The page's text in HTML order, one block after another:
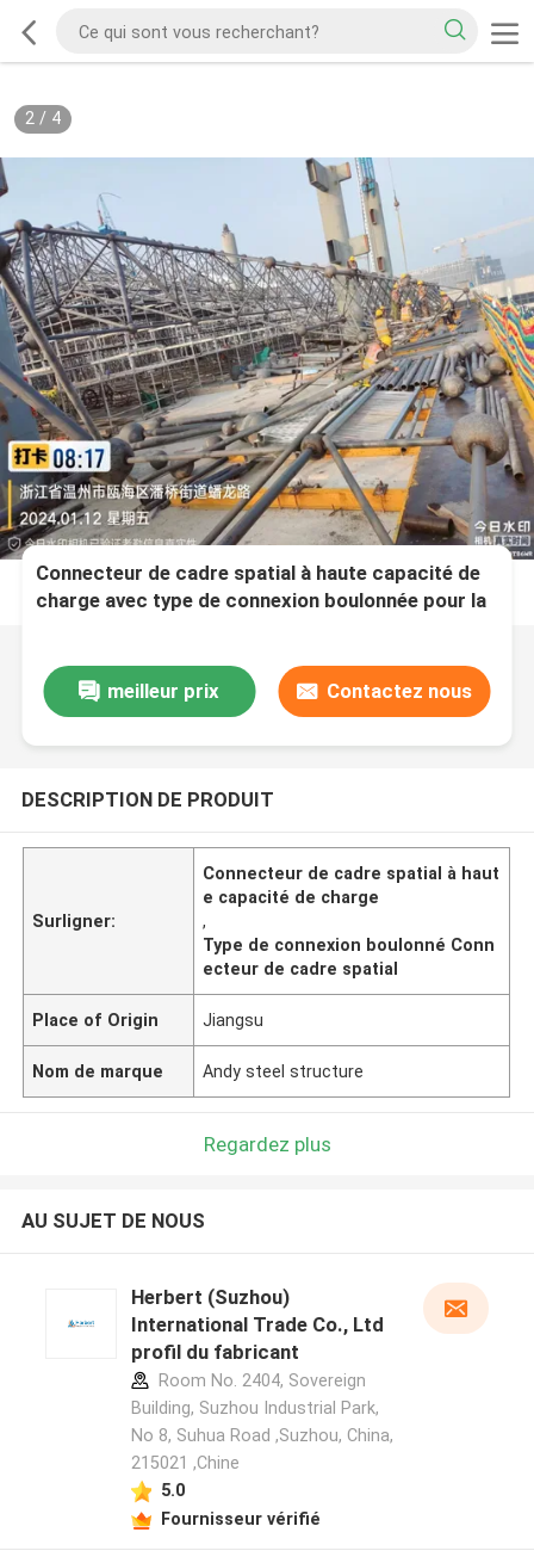
2/ 4
Connecteur de cadre spatial à haute capacité de
charge avec type de connexion boulonnée pour la
meilleur prix Contactez nous
DESCRIPTION DE PRODUIT
Surligner:
Connecteur de cadre spatial à haut
e capacité de charge
,
Type de connexion boulonné Conn
ecteur de cadre spatial
Place of Origin Jiangsu
Nom de marque Andy steel structure
Regardez plus
AU SUJET DE NOUS
Herbert (Suzhou)
International Trade Co., Ltd
profil du fabricant
Room No. 2404, Sovereign
Building, Suzhou Industrial Park,
No 8, Suhua Road ,Suzhou, China,
215021 ,Chine
5.0
Fournisseur vérifié